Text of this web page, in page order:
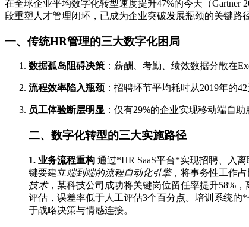
在全球企业平均数字化转型速度提升47%的今天（Gartner
段重塑人才管理闭环，已成为企业突破发展瓶颈的关键路径
一、传统HR管理的三大数字化困局
数据孤岛阻碍决策 ：薪酬、考勤、绩效数据分散在
流程效率陷入瓶颈 ：招聘环节平均耗时从2019年的
员工体验断层明显 ：仅有29%的企业实现移动端自
二、数字化转型的三大实施路径
1. 业务流程重构 通过*HR SaaS平台*实现招聘、入
键要建立端到端的流程自动化引擎，将事务性工作占
技术，某科技公司成功将关键岗位留任率提升58%
评估，误差率低于人工评估3个百分点。培训系统
于战略决策与情感连接。